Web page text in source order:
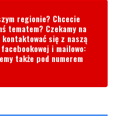
regionie? Chcecie
tematem? Czekamy na
się z naszą
i mailowo:
także pod numerem